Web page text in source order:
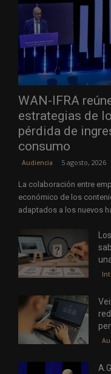
WAN-IFRA
estrategias de
pérdida de
consumo
Audiencia 5 agosto, 2026
La colaboración entre
económico de los
adaptados a los nuevos